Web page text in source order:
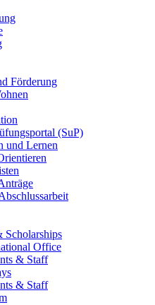
Förderung
(SuP)
und Lernen
Scholarships
Office
& Staff
& Staff